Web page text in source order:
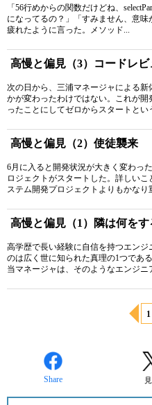
「56行めからの関数だけどね、
になってるの？」「すみません、意
疲れたように言った。メソッド...
高慢と偏見（3）コードレビ
次の日から、三浦マネージャによる
かが変わったわけではない。これが
ったことにしてゼロからスタートと
高慢と偏見（2）使徒襲来
6月に入ると開発状況が大きく変わっ
ロジェクトがスタートした。詳しい
ステム開発プロジェクトよりもかなり
高慢と偏見（1）隣は何をす
高学歴で長い経験に自信を持つエン
のは広く世に知られた真理の1つであ
当マネージャは、そのようなエンジニ
1
Share